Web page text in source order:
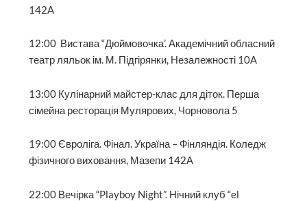
142А
12:00 Вистава “Дюймовочка’. Академічний обласний
театр ляльок ім. М. Підгірянки, Незалежності 10А
13:00 Кулінарний майстер-клас для діток. Перша
сімейна ресторація Мулярових, Чорновола 5
19:00 Євроліга. Фінал. Україна – Фінляндія. Коледж
фізичного виховання, Мазепи 142А
22:00 Вечірка “Playboy Night”. Нічний клуб “el